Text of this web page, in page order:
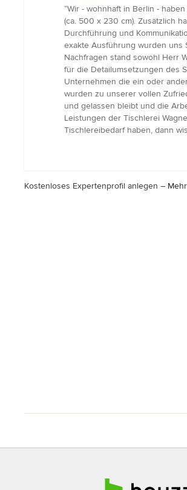
Bewertung:
5
von
5
Sternen
“Wir - wohnhaft in Berlin -
(ca. 500 x 230 cm). Zusätzlich
Durchführung und
exakte Ausführung wurden uns
Nachfragen stand sowohl Herr
für die Detailumsetzungen des
Unternehmen die ein oder
wurden zu unserer vollen
und gelassen bleibt und die
Leistungen der Tischlerei
Tischlereibedarf haben, dann
Kostenloses Expertenprofil anlegen –